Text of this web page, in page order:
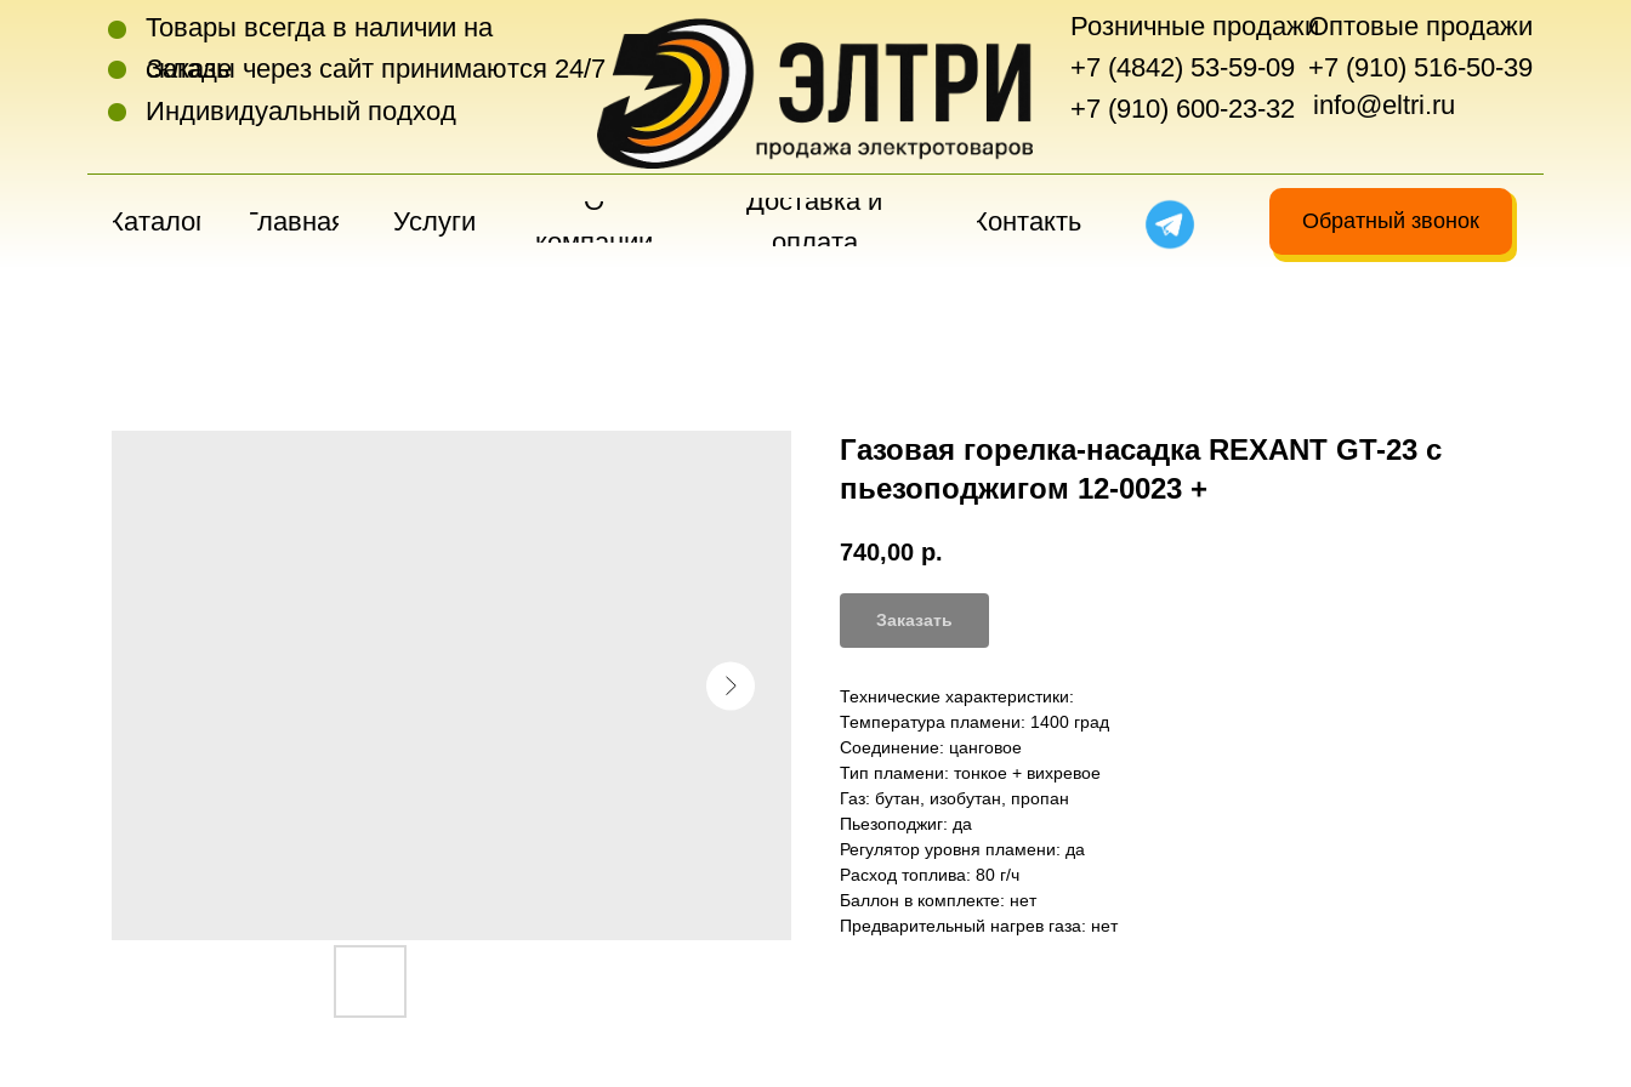
Товары всегда в наличии на
складе
Заказы через сайт принимаются 24/7
Розничные продажи
+7 (4842) 53-59-09
+7 (910) 600-23-32
Оптовые продажи
+7 (910) 516-50-39
Обратный звонок
Каталог Главная
О
компании
Доставка и
оплата
Контакты
Индивидуальный подход info@eltri.ru
Услуги
Газовая горелка-насадка REXANT GT-23 с
пьезоподжигом 12-0023 +
740,00 р.
Заказать
Технические характеристики:
Температура пламени: 1400 град
Соединение: цанговое
Тип пламени: тонкое + вихревое
Газ: бутан, изобутан, пропан
Пьезоподжиг: да
Регулятор уровня пламени: да
Расход топлива: 80 г/ч
Баллон в комплекте: нет
Предварительный нагрев газа: нет